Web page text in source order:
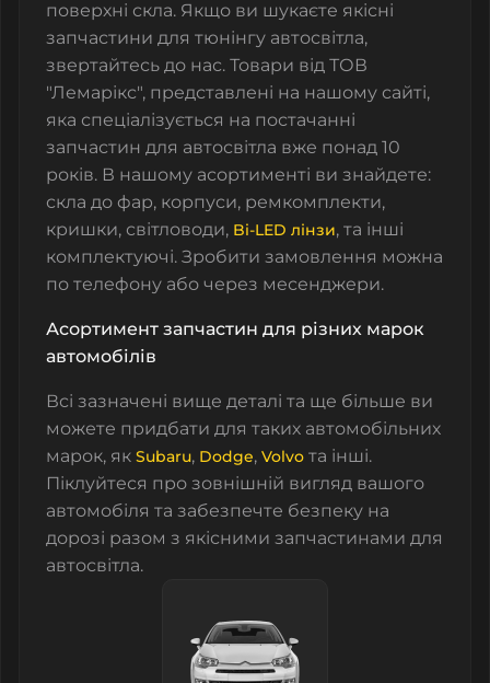
поверхні скла. Якщо ви шукаєте якісні
запчастини для тюнінгу автосвітла,
звертайтесь до нас. Товари від ТОВ
"Лемарікс", представлені на нашому сайті,
яка спеціалізується на постачанні
запчастин для автосвітла вже понад 10
років. В нашому асортименті ви знайдете:
скла до фар, корпуси, ремкомплекти,
кришки, світловоди, Bi-LED лінзи, та інші
комплектуючі. Зробити замовлення можна
по телефону або через месенджери.
Асортимент запчастин для різних марок
автомобілів
Всі зазначені вище деталі та ще більше ви
можете придбати для таких автомобільних
марок, як Subaru, Dodge, Volvo та інші.
Піклуйтеся про зовнішній вигляд вашого
автомобіля та забезпечте безпеку на
дорозі разом з якісними запчастинами для
автосвітла.